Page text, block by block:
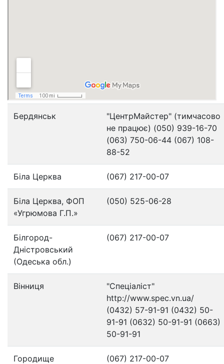
Бердянськ
"ЦентрMайстер" (тимчасово
не працює) (050) 939-16-70
(063) 750-06-44 (067) 108-
88-52
Біла Церква (067) 217-00-07
Біла Церква, ФОП
«Угрюмова Г.П.»
(050) 525-06-28
Білгород-
Дністровський
(Одеська обл.)
(067) 217-00-07
Вінниця
"Спеціаліст"
http://www.spec.vn.ua/
(0432) 57-91-91 (0432) 50-
91-91 (0632) 50-91-91 (0663)
50-91-91
Городище
(067) 217-00-07